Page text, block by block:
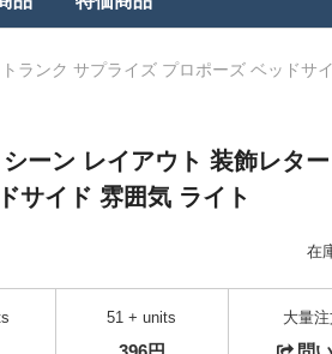
ランク サプライズ プロポーズ ベッドサ
ーン レイアウト 装飾レタ
サイド 雰囲気 ライト
在
51 + units 大量